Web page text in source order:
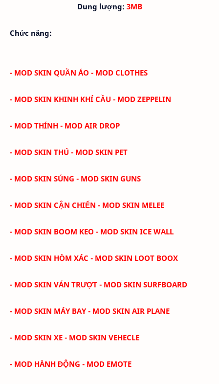
Dung lượng: 3MB
Chức năng:
- MOD SKIN QUẦN ÁO - MOD CLOTHES
- MOD SKIN KHINH KHÍ CẦU - MOD ZEPPELIN
- MOD THÍNH - MOD AIR DROP
- MOD SKIN THÚ - MOD SKIN PET
- MOD SKIN SÚNG - MOD SKIN GUNS
- MOD SKIN CẬN CHIẾN - MOD SKIN MELEE
- MOD SKIN BOOM KEO - MOD SKIN ICE WALL
- MOD SKIN HÒM XÁC - MOD SKIN LOOT BOOX
- MOD SKIN VÁN TRƯỢT - MOD SKIN SURFBOARD
- MOD SKIN MÁY BAY - MOD SKIN AIR PLANE
- MOD SKIN XE - MOD SKIN VEHECLE
- MOD HÀNH ĐỘNG - MOD EMOTE